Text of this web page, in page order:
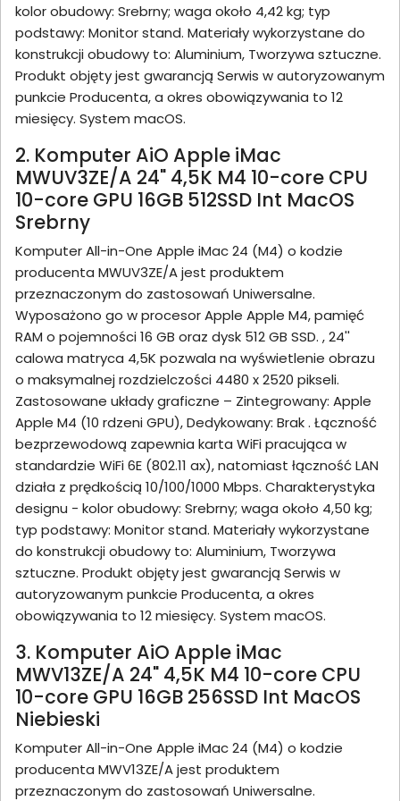
kolor obudowy: Srebrny; waga około 4,42 kg; typ
podstawy: Monitor stand. Materiały wykorzystane do
konstrukcji obudowy to: Aluminium, Tworzywa sztuczne.
Produkt objęty jest gwarancją Serwis w autoryzowanym
punkcie Producenta, a okres obowiązywania to 12
miesięcy. System macOS.
2. Komputer AiO Apple iMac
MWUV3ZE/A 24" 4,5K M4 10-core CPU
10-core GPU 16GB 512SSD Int MacOS
Srebrny
Komputer All-in-One Apple iMac 24 (M4) o kodzie
producenta MWUV3ZE/A jest produktem
przeznaczonym do zastosowań Uniwersalne.
Wyposażono go w procesor Apple Apple M4, pamięć
RAM o pojemności 16 GB oraz dysk 512 GB SSD. , 24''
calowa matryca 4,5K pozwala na wyświetlenie obrazu
o maksymalnej rozdzielczości 4480 x 2520 pikseli.
Zastosowane układy graficzne – Zintegrowany: Apple
Apple M4 (10 rdzeni GPU), Dedykowany: Brak . Łączność
bezprzewodową zapewnia karta WiFi pracująca w
standardzie WiFi 6E (802.11 ax), natomiast łączność LAN
działa z prędkością 10/100/1000 Mbps. Charakterystyka
designu - kolor obudowy: Srebrny; waga około 4,50 kg;
typ podstawy: Monitor stand. Materiały wykorzystane
do konstrukcji obudowy to: Aluminium, Tworzywa
sztuczne. Produkt objęty jest gwarancją Serwis w
autoryzowanym punkcie Producenta, a okres
obowiązywania to 12 miesięcy. System macOS.
3. Komputer AiO Apple iMac
MWV13ZE/A 24" 4,5K M4 10-core CPU
10-core GPU 16GB 256SSD Int MacOS
Niebieski
Komputer All-in-One Apple iMac 24 (M4) o kodzie
producenta MWV13ZE/A jest produktem
przeznaczonym do zastosowań Uniwersalne.